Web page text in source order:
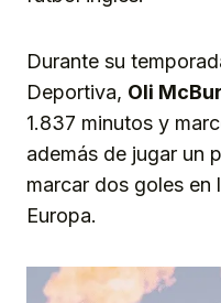
Durante su
Deportiva, Oli
1.837 minutos y
además de jugar un
marcar dos goles en
Europa.